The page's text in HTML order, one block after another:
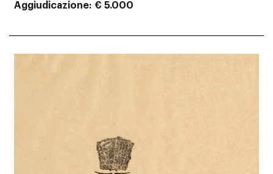
Aggiudicazione € 5.000